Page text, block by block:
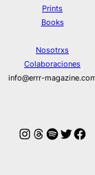
Prints
Books
Nosotrxs
Colaboraciones
info@errr-
Instagram
Hilos
Spotify
Twitter